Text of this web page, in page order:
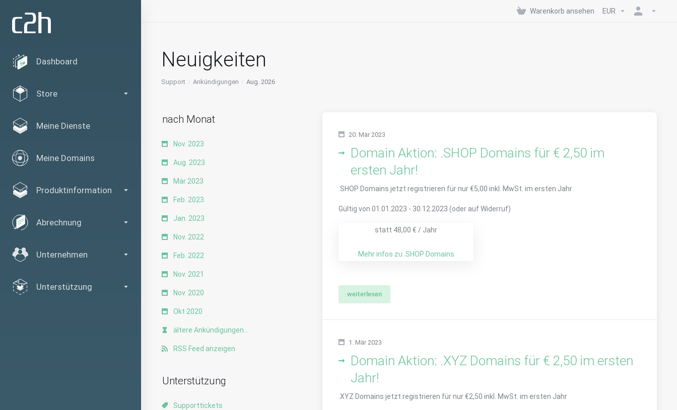
Dashboard
Store
Meine Dienste
Meine Domains
Produktinformation
Abrechnung
Unternehmen
Unterstützung
Warenkorb ansehen EUR
Neuigkeiten
Support Ankündigungen Aug. 2026
nach Monat
Nov. 2023
Aug. 2023
Mär 2023
Feb. 2023
Jan. 2023
Nov. 2022
Feb. 2022
Nov. 2021
Nov. 2020
Okt 2020
ältere Ankündigungen...
RSS Feed anzeigen
Unterstützung
Supporttickets
20. Mär 2023
Domain Aktion: .SHOP Domains für € 2,50 im
ersten Jahr!
.SHOP Domains jetzt registrieren für nur €5,00 inkl. MwSt. im ersten Jahr
Gültig von 01.01.2023 - 30.12.2023 (oder auf Widerruf)
statt 48,00 € / Jahr
Mehr infos zu .SHOP Domains
weiterlesen
1. Mär 2023
Domain Aktion: .XYZ Domains für € 2,50 im ersten
Jahr!
.XYZ Domains jetzt registrieren für nur €2,50 inkl. MwSt. im ersten Jahr